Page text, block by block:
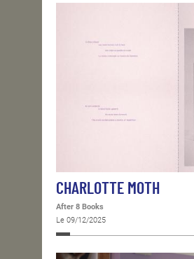
CHARLOTTE MOTH
After 8 Books
Le 09/12/2025